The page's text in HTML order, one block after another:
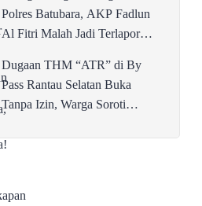
Polres Batubara, AKP Fadlun
Al Fitri Malah Jadi Terlapor
Dugaan THM “ATR” di By
Pass Rantau Selatan Buka
Tanpa Izin, Warga Soroti